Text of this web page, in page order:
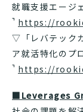
就職支援エージ
https://
▽「レバテック
ア就活特化のプ
https://
■Leverages